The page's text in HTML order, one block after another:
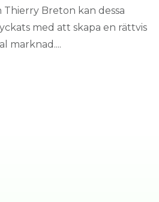
Thierry Breton kan dessa
med att skapa en rättvis
marknad....